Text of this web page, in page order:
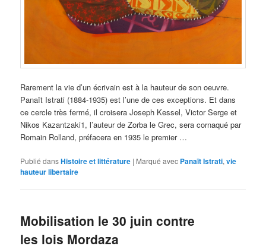
Rarement la vie d’un écrivain est à la hauteur de son oeuvre.
Panaït Istrati (1884-1935) est l’une de ces exceptions. Et dans
ce cercle très fermé, il croisera Joseph Kessel, Victor Serge et
Nikos Kazantzaki1, l’auteur de Zorba le Grec, sera cornaqué par
Romain Rolland, préfacera en 1935 le premier …
Publié dansHistoire et littérature | Marqué avec Panaït Istrati,vie
hauteur libertaire
Mobilisation le 30 juin contre
les lois Mordaza